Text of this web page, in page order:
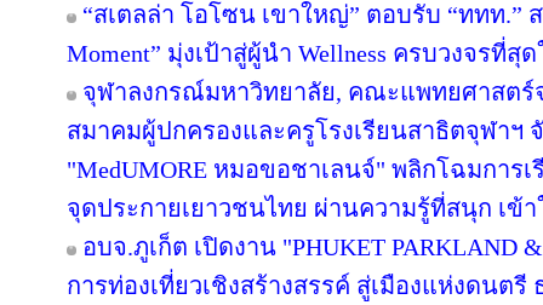
“สเตลล่า โอโซน เขาใหญ่” ตอบรับ “ททท.” ส
Moment” มุ่งเป้าสู่ผู้นำ Wellness ครบวงจรที่
จุฬาลงกรณ์มหาวิทยาลัย, คณะแพทยศาสตร์
สมาคมผู้ปกครองและครูโรงเรียนสาธิตจุฬาฯ
"MedUMORE หมอขอชาเลนจ์" พลิกโฉมการเรี
จุดประกายเยาวชนไทย ผ่านความรู้ที่สนุก เข้า
อบจ.ภูเก็ต เปิดงาน "PHUKET PARKLAND
การท่องเที่ยวเชิงสร้างสรรค์ สู่เมืองแห่งดนต